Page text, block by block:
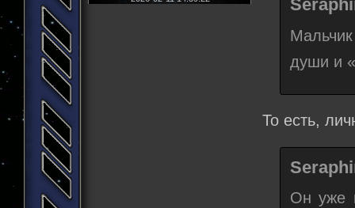
души и
То есть,
Он уже